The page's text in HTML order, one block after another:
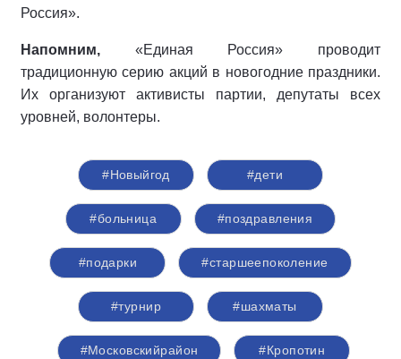
Россия».
Напомним, «Единая Россия» проводит
традиционную серию акций в новогодние праздники.
Их организуют активисты партии, депутаты всех
уровней, волонтеры.
#Новыйгод #дети
#больница #поздравления
#подарки #старшеепоколение
#турнир #шахматы
#Московскийрайон #Кропотин